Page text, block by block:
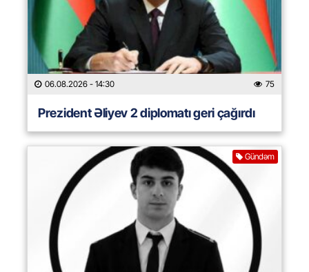
06.08.2026 - 14:30 75
Prezident Əliyev 2 diplomatı geri çağırdı
Gündəm